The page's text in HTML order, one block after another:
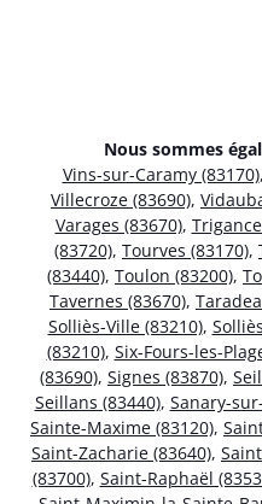
Nous sommes
Vins-sur-Caramy (83170),
Villecroze (83690),
Varages (83670),
(83720), Tourves (83170),
(83440), Toulon (83200),
Tavernes (83670),
Solliès-Ville (83210),
(83210), Six-Fours-les-
(83690), Signes (83870),
Seillans (83440), Sanary-
Sainte-Maxime (83120),
Saint-Zacharie (83640),
(83700), Saint-Raphaël